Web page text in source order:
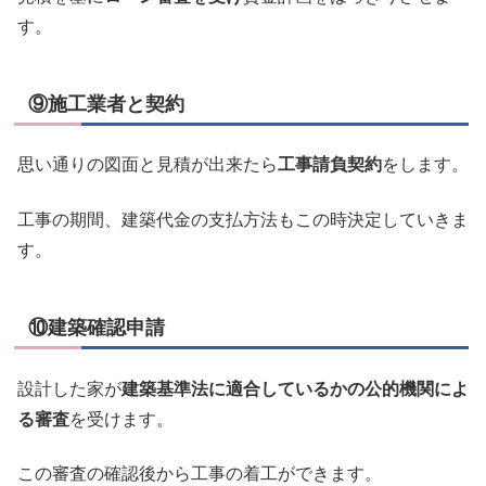
す。
⑨施工業者と契約
思い通りの図面と見積が出来たら工事請負契約をします。
工事の期間、建築代金の支払方法もこの時決定していきま
す。
⑩建築確認申請
設計した家が建築基準法に適合しているかの公的機関によ
る審査を受けます。
この審査の確認後から工事の着工ができます。